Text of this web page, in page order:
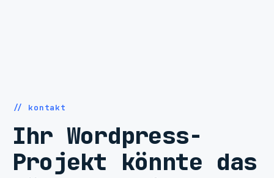
// kontakt
Ihr Wordpress-
Projekt könnte das